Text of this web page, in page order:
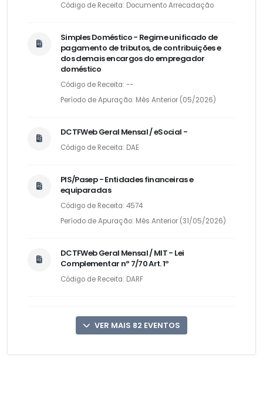
Código de Receita: Documento Arrecadação
Simples Doméstico - Regime unificado de
pagamento de tributos, de contribuições e
dos demais encargos do empregador
doméstico
Código de Receita: --
Período de Apuração: Mês Anterior (05/2026)
DCTFWeb Geral Mensal / eSocial -
Código de Receita: DAE
PIS/Pasep - Entidades financeiras e
equiparadas
Código de Receita: 4574
Período de Apuração: Mês Anterior (31/05/2026)
DCTFWeb Geral Mensal / MIT - Lei
Complementar nº 7/70 Art. 1º
Código de Receita: DARF
VER MAIS 82 EVENTOS